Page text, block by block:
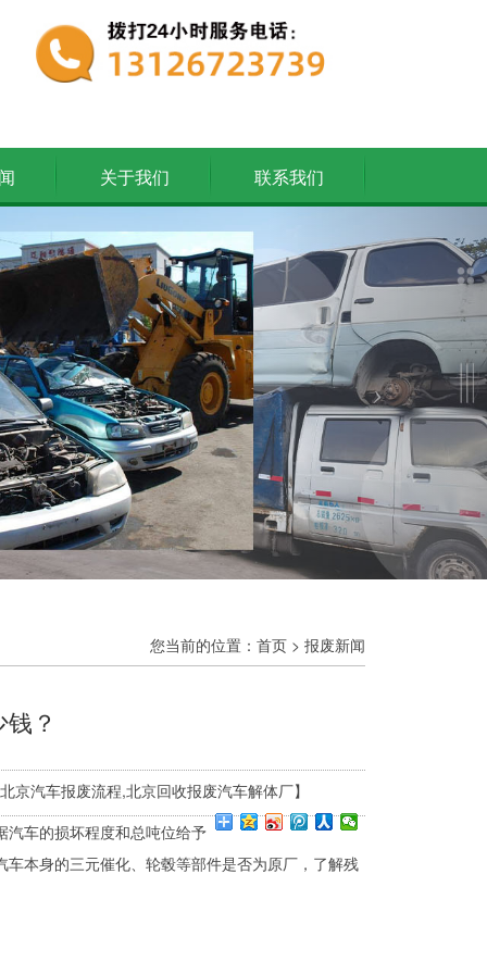
关于我们 联系我们
您当前的位置： 首页 > 报废新闻
？
京汽车报废流程,北京回收报废汽车解体厂】
车的损坏程度和总吨位给予
本身的三元催化、轮毂等部件是否为原厂，了解残